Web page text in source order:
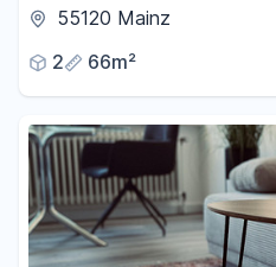
Balkon und Echtholzparkett
55120 Mainz
2
66m²